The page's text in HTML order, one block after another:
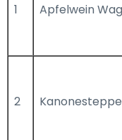
1 Apfelwein
2